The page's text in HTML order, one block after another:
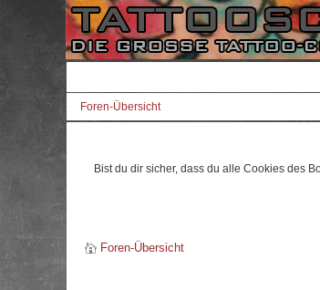
Foren-Übersicht
Bist du dir sicher, dass du alle Cookies des
Foren-Übersicht